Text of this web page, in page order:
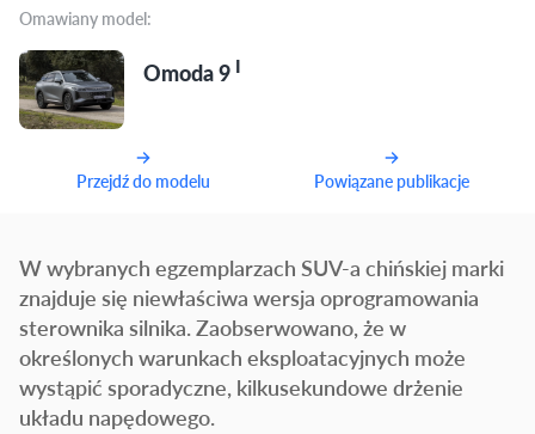
Omawiany model:
Omoda 9 I
Przejdź do modelu Powiązane publikacje
W wybranych egzemplarzach SUV-a chińskiej marki
znajduje się niewłaściwa wersja oprogramowania
sterownika silnika. Zaobserwowano, że w
określonych warunkach eksploatacyjnych może
wystąpić sporadyczne, kilkusekundowe drżenie
układu napędowego.